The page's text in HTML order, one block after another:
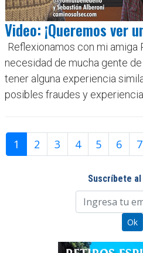
Video: ¡Queremos ver
Reflexionamos con mi amiga
necesidad de mucha gente
tener alguna experiencia
posibles fraudes y
1 2 3 4 5 6 7
Suscríbete